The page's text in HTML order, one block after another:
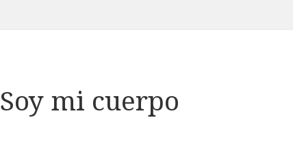
Soy mi cuerpo